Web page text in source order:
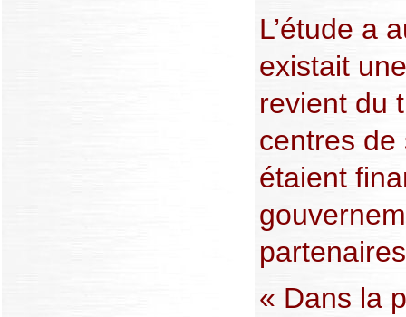
L’étude a
existait
revient du
centres de
étaient
« Dans la